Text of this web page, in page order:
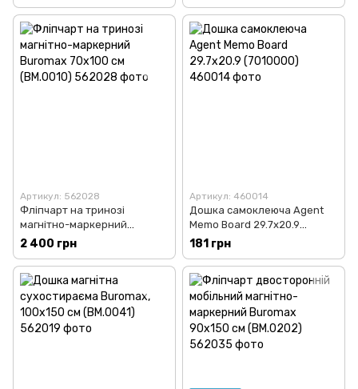
Артикул: 562028
Фліпчарт на тринозі
магнітно-маркерний
Buromax 70х100 см (BM.0010)
2 400 грн
Артикул: 460014
Дошка самоклеюча Agent
Memo Board 29.7x20.9
(7010000)
181 грн